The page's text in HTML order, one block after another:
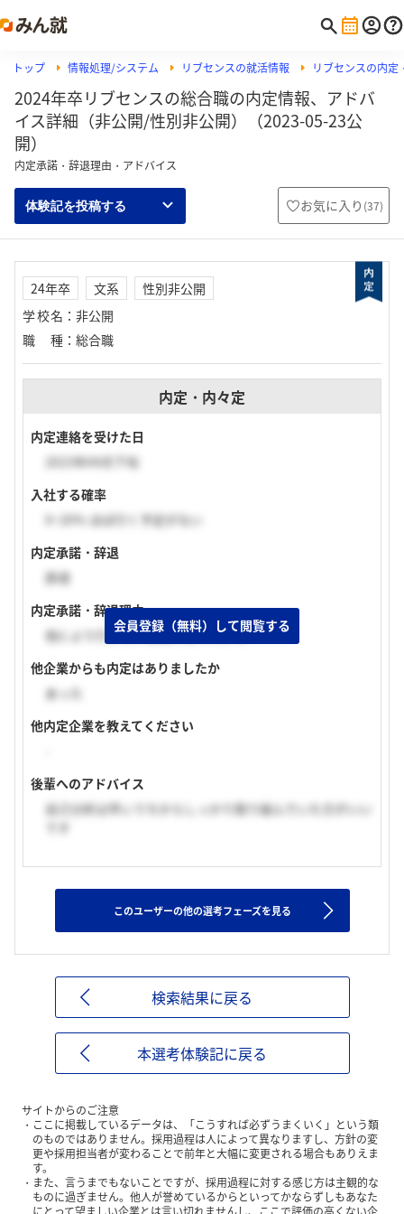
トップ 情報処理/システム リブセンスの就活情報 リブセンスの内定
2024年卒リブセンスの総合職の内定情報、アドバ
イス詳細（非公開/性別非公開）（2023-05-23公
開）
内定承諾・辞退理由・アドバイス
体験記を投稿する お気に入り (37)
24年卒 文系
性別非公開
学校名 ： 非公開
職種 ： 総合職
内定・内々定
内定連絡を受けた日
2023年04月下旬
入社する確率
0~20% ほぼ行く予定がない
内定承諾・辞退
辞退
内定承諾・辞退理由
他により行きたい企業があったから
他企業からも内定はありましたか
あった
他内定企業を教えてください
後輩へのアドバイス
自己分析は早いうちからしっかり取り組んでいた方がいい
会員登録（無料）して閲覧する
このユーザーの他の選考フェーズを見る
検索結果に戻る
本選考体験記に戻る
サイトからのご注意
ここに掲載しているデータは、「こうすれば必ずうまくいく」という類
のものではありません。採用過程は人によって異なりますし、方針の変
更や採用担当者が変わることで前年と大幅に変更される場合もありえま
す。
また、言うまでもないことですが、採用過程に対する感じ方は主観的な
ものに過ぎません。他人が誉めているからといってかならずしもあなた